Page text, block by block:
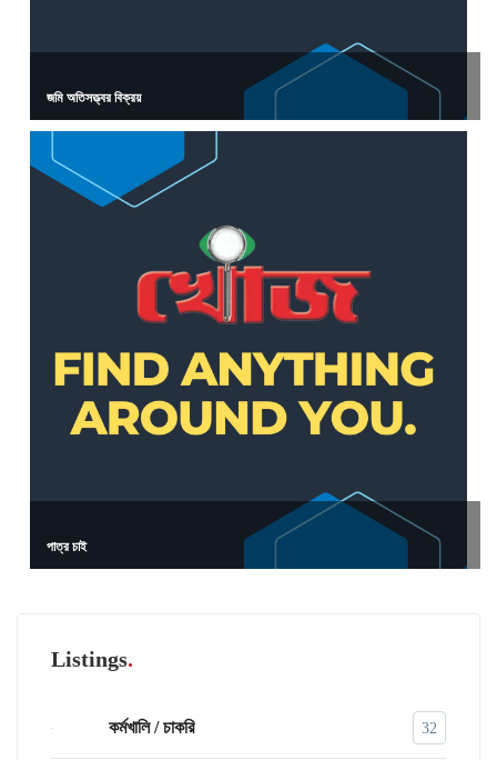
জমি অতিসত্ত্বর বিক্রয়
পাত্র চাই
Listings
কর্মখালি / চাকরি 32